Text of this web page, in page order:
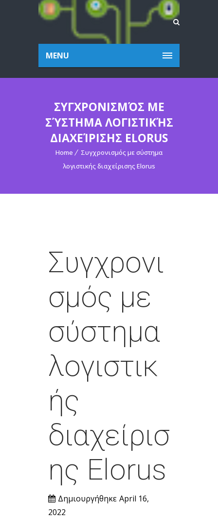
MENU
ΣΥΓΧΡΟΝΙΣΜΌΣ ΜΕ
ΣΎΣΤΗΜΑ ΛΟΓΙΣΤΙΚΉΣ
ΔΙΑΧΕΊΡΙΣΗΣ ELORUS
Home
Συγχρονισμός με σύστημα
λογιστικής διαχείρισης Elorus
Συγχρονι
σμός με
σύστημα
λογιστικ
ής
διαχείρισ
ης Elorus
Δημιουργήθηκε April 16,
2022